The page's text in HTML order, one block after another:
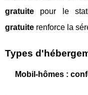
gratuite pour le
gratuite renforce la
Types
Mobil-hômes :